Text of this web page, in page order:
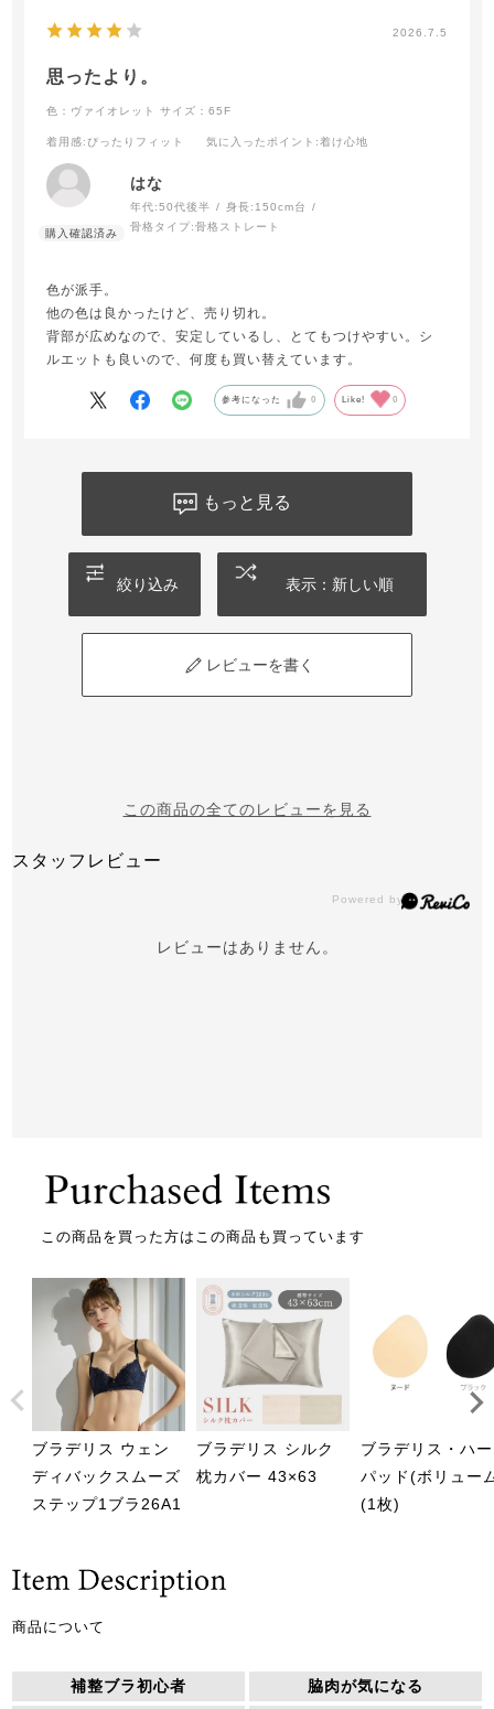
2026.7.5
思ったより。
色：ヴァイオレット サイズ：65F
着用感:ぴったりフィット 気に入ったポイント :着け心地
はな
年代:50代後半 身長: 150cm台
骨格タイプ:骨格ストレート
色が派手。
他の色は良かったけど、売り切れ。
背部が広めなので、安定しているし、とてもつけやすい。シ
ルエットも良いので、何度も買い替えています。
参考になった 0 Like! 0
もっと見る
絞り込み 表示：新しい順
レビューを書く
この商品の全てのレビューを見る
スタッフレビュー
レビューはありません。
この商品を買った方はこの商品も買っています
ブラデリス ウェン
ディバックスムーズ
ステップ1ブラ26A1
ブラデリス シルク
枕カバー 43×63
ブラデリス・ハ
パッド(ボリュー
(1枚)
商品について
補整ブラ初心者
脇肉が気になる